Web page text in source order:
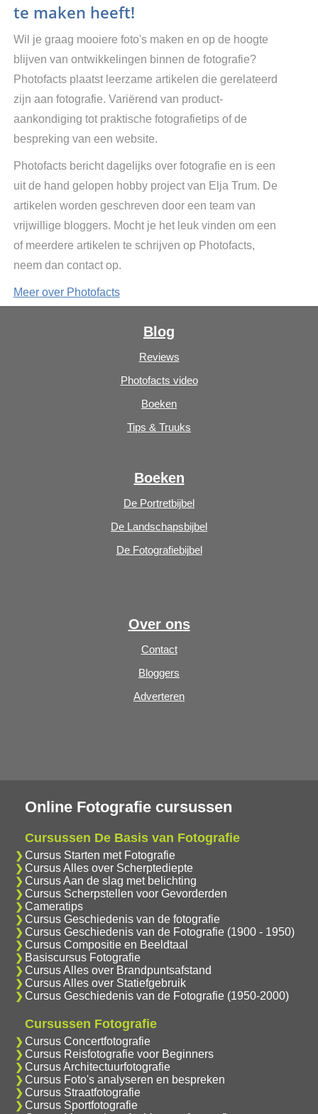
te maken heeft!
Wil je graag mooiere foto's maken en op de hoogte
blijven van ontwikkelingen binnen de fotografie?
Photofacts plaatst leerzame artikelen die gerelateerd
zijn aan fotografie. Variërend van product-
aankondiging tot praktische fotografietips of de
bespreking van een website.
Photofacts bericht dagelijks over fotografie en is een
uit de hand gelopen hobby project van Elja Trum. De
artikelen worden geschreven door een team van
vrijwillige bloggers. Mocht je het leuk vinden om een
of meerdere artikelen te schrijven op Photofacts,
neem dan contact op.
Meer over Photofacts
Blog
Reviews
Photofacts video
Boeken
Tips & Truuks
Boeken
De Portretbijbel
De Landschapsbijbel
De Fotografiebijbel
Over ons
Contact
Bloggers
Adverteren
Online Fotografie cursussen
Cursussen De Basis van Fotografie
Cursus Starten met Fotografie
Cursus Alles over Scherptediepte
Cursus Aan de slag met belichting
Cursus Scherpstellen voor Gevorderden
Cameratips
Cursus Geschiedenis van de fotografie
Cursus Geschiedenis van de Fotografie (1900 - 1950)
Cursus Compositie en Beeldtaal
Basiscursus Fotografie
Cursus Alles over Brandpuntsafstand
Cursus Alles over Statiefgebruik
Cursus Geschiedenis van de Fotografie (1950-2000)
Cursussen Fotografie
Cursus Concertfotografie
Cursus Reisfotografie voor Beginners
Cursus Architectuurfotografie
Cursus Foto's analyseren en bespreken
Cursus Straatfotografie
Cursus Sportfotografie